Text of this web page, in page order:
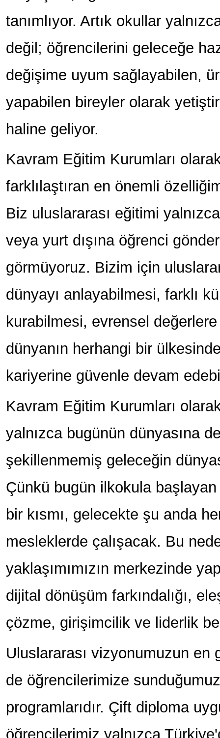
tanımlıyor. Artık okullar
değil; öğrencilerini geleceğe
değişime uyum sağlayabilen,
yapabilen bireyler olarak
haline geliyor.
Kavram Eğitim Kurumları
farklılaştıran en önemli
Biz uluslararası eğitimi
veya yurt dışına öğrenci
görmüyoruz. Bizim için
dünyayı anlayabilmesi, farklı
kurabilmesi, evrensel
dünyanın herhangi bir
kariyerine güvenle devam
Kavram Eğitim Kurumları
yalnızca bugünün dünyasına
şekillenmemiş geleceğin
Çünkü bugün ilkokula başlayan
bir kısmı, gelecekte şu anda
mesleklerde çalışacak. Bu
yaklaşımımızın merkezinde
dijital dönüşüm farkındalığı,
çözme, girişimcilik ve liderlik
Uluslararası vizyonumuzun en
de öğrencilerimize
programlarıdır. Çift diploma
öğrencilerimiz yalnızca